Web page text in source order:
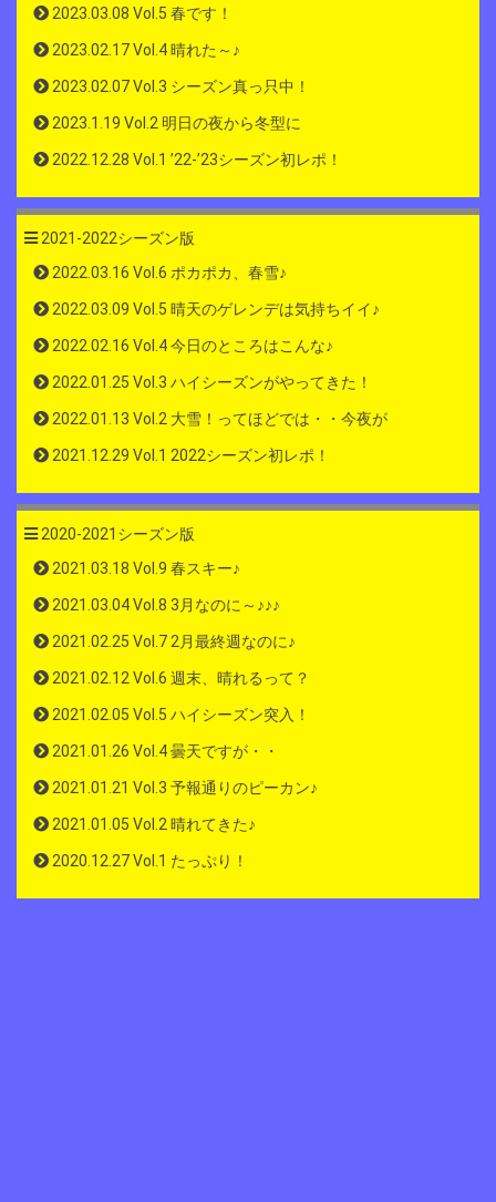
2023.03.08 Vol.5 春です！
2023.02.17 Vol.4 晴れた～♪
2023.02.07 Vol.3 シーズン真っ只中！
2023.1.19 Vol.2 明日の夜から冬型に
2022.12.28 Vol.1 ’22-’23シーズン初レポ！
2021-2022シーズン版
2022.03.16 Vol.6 ポカポカ、春雪♪
2022.03.09 Vol.5 晴天のゲレンデは気持ちイイ♪
2022.02.16 Vol.4 今日のところはこんな♪
2022.01.25 Vol.3 ハイシーズンがやってきた！
2022.01.13 Vol.2 大雪！ってほどでは・・今夜が
2021.12.29 Vol.1 2022シーズン初レポ！
2020-2021シーズン版
2021.03.18 Vol.9 春スキー♪
2021.03.04 Vol.8 3月なのに～♪♪♪
2021.02.25 Vol.7 2月最終週なのに♪
2021.02.12 Vol.6 週末、晴れるって？
2021.02.05 Vol.5 ハイシーズン突入！
2021.01.26 Vol.4 曇天ですが・・
2021.01.21 Vol.3 予報通りのピーカン♪
2021.01.05 Vol.2 晴れてきた♪
2020.12.27 Vol.1 たっぷり！